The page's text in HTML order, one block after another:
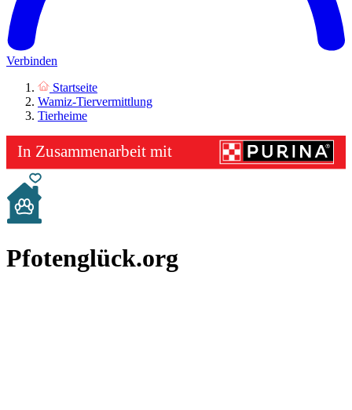
Verbinden
Startseite
Wamiz-Tiervermittlung
Tierheime
Pfotenglück.org